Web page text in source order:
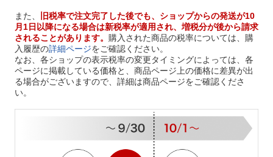
また、
旧税率で注文完了した後でも、ショップからの発送が10
月1日以降になる場合は新税率が適用され、増税分が後から請求
されることがあります。 購入された商品の税率については、購
入履歴の詳細ページをご確認ください。
なお、各ショップの表示税率の変更タイミングによっては、各
ページに掲載している価格と、商品ページ上の価格に差異が出
る場合がございますので、詳細は商品ページをご確認くださ
い。